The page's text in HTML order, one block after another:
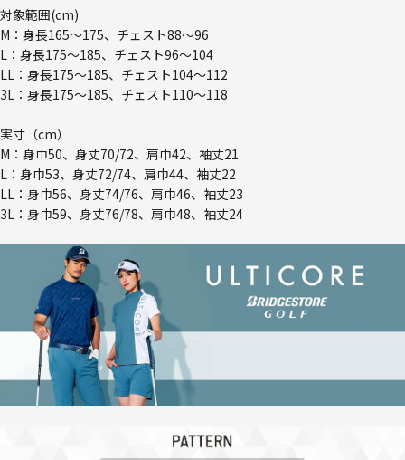
対象範囲(cm)
M：身長165～175、チェスト88～96
L：身長175～185、チェスト96～104
LL：身長175～185、チェスト104～112
3L：身長175～185、チェスト110～118
実寸（cm）
M：身巾50、身丈70/72、肩巾42、袖丈21
L：身巾53、身丈72/74、肩巾44、袖丈22
LL：身巾56、身丈74/76、肩巾46、袖丈23
3L：身巾59、身丈76/78、肩巾48、袖丈24